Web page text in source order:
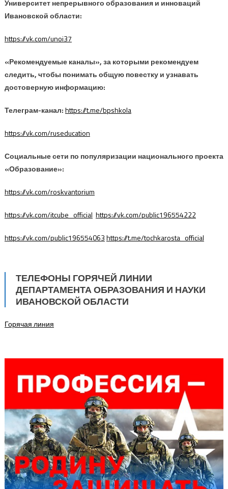
Университет непрерывного образования и инноваций
Ивановской области:
https://vk.com/unoi37
«Рекомендуемые каналы», за которыми рекомендуем
следить, чтобы понимать общую повестку и узнавать
достоверную информацию:
Телеграм-канал:https://t.me/bpshkola
https://vk.com/ruseducation
Социальные сети по популяризации национального проекта
«Образование»:
https://vk.com/roskvantorium
https://vk.com/itcube_official https://vk.com/public196554222
https://vk.com/public196554063https://t.me/tochkarosta_official
ТЕЛЕФОНЫ ГОРЯЧЕЙ ЛИНИИ
ДЕПАРТАМЕНТА ОБРАЗОВАНИЯ И НАУКИ
ИВАНОВСКОЙ ОБЛАСТИ
Горячая линия